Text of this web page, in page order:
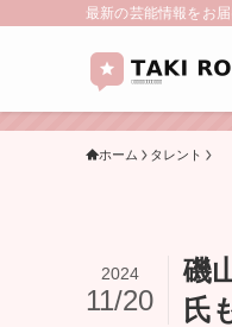
最新の芸能情報をお届
ホーム タレント
磯
氏
2024
11/20